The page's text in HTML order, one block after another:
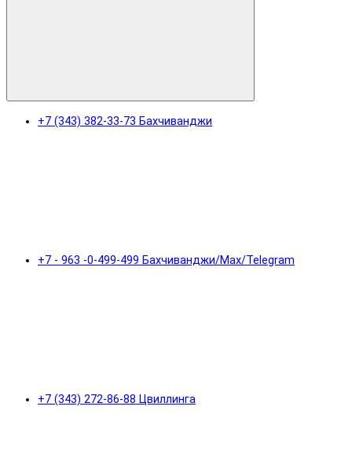
+7 (343) 382-33-73 Бахчиванджи
+7 - 963 -0-499-499 Бахчиванджи/Max/Telegram
+7 (343) 272-86-88 Цвиллинга